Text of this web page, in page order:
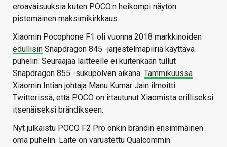
eroavaisuuksia kuten POCO:n heikompi näytön
pistemäinen maksimikirkkaus.
Xiaomin Pocophone F1 oli vuonna 2018 markkinoiden
edullisin Snapdragon 845 -järjestelmäpiiriä käyttävä
puhelin. Seuraajaa laitteelle ei kuitenkaan tullut
Snapdragon 855 -sukupolven aikana. Tammikuussa
Xiaomin Intian johtaja Manu Kumar Jain ilmoitti
Twitterissä, että POCO on irtautunut Xiaomista erilliseksi
itsenäiseksi brändikseen.
Nyt julkaistu POCO F2 Pro onkin brändin ensimmäinen
oma puhelin. Laite on varustettu Qualcommin